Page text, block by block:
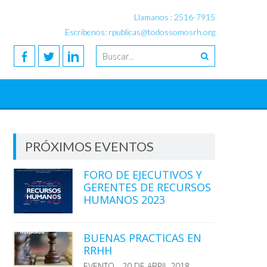
Llamanos : 2516-7915
Escribenos: rpublicas@todossomosrh.org
PRÓXIMOS EVENTOS
FORO DE EJECUTIVOS Y
GERENTES DE RECURSOS
HUMANOS 2023
BUENAS PRACTICAS EN
RRHH